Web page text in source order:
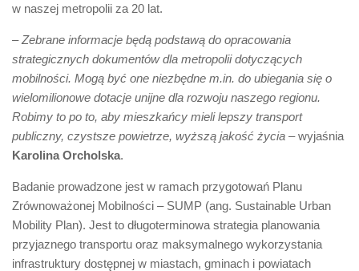
w naszej metropolii za 20 lat.
– Zebrane informacje będą podstawą do opracowania
strategicznych dokumentów dla metropolii dotyczących
mobilności. Mogą być one niezbędne m.in. do ubiegania się o
wielomilionowe dotacje unijne dla rozwoju naszego regionu.
Robimy to po to, aby mieszkańcy mieli lepszy transport
publiczny, czystsze powietrze, wyższą jakość życia – wyjaśnia
Karolina Orcholska.
Badanie prowadzone jest w ramach przygotowań Planu
Zrównoważonej Mobilności – SUMP (ang. Sustainable Urban
Mobility Plan). Jest to długoterminowa strategia planowania
przyjaznego transportu oraz maksymalnego wykorzystania
infrastruktury dostępnej w miastach, gminach i powiatach